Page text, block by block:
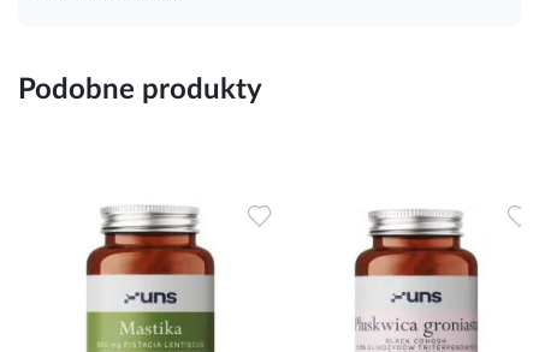
Podobne produkty
Dodaj do ulubionych Dodaj do ulubionych